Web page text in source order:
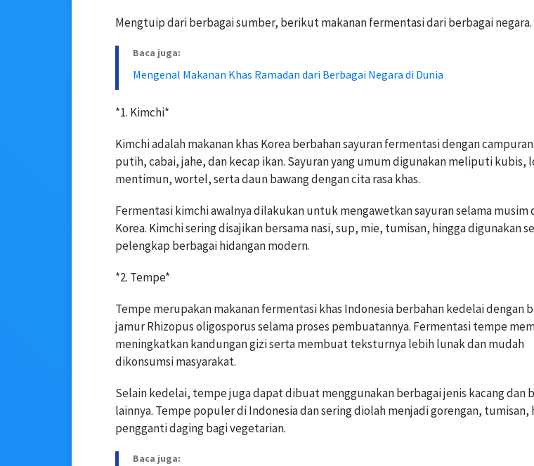
Mengtuip dari berbagai sumber, berikut makanan fermentasi dari berbagai negara.
Baca juga:
Mengenal Makanan Khas Ramadan dari Berbagai Negara di Dunia
*1. Kimchi*
Kimchi adalah makanan khas Korea berbahan sayuran fermentasi dengan
putih, cabai, jahe, dan kecap ikan. Sayuran yang umum digunakan meliputi kubis,
mentimun, wortel, serta daun bawang dengan cita rasa khas.
Fermentasi kimchi awalnya dilakukan untuk mengawetkan sayuran selama musim
Korea. Kimchi sering disajikan bersama nasi, sup, mie, tumisan, hingga digunakan
pelengkap berbagai hidangan modern.
*2. Tempe*
Tempe merupakan makanan fermentasi khas Indonesia berbahan kedelai dengan
jamur Rhizopus oligosporus selama proses pembuatannya. Fermentasi tempe
meningkatkan kandungan gizi serta membuat teksturnya lebih lunak dan mudah
dikonsumsi masyarakat.
Selain kedelai, tempe juga dapat dibuat menggunakan berbagai jenis kacang dan
lainnya. Tempe populer di Indonesia dan sering diolah menjadi gorengan, tumisan,
pengganti daging bagi vegetarian.
Baca juga: